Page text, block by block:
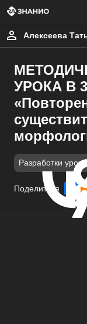
Алексеева
УРОКА В
Разработки уроков
Поделиться